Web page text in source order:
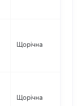
Щорічна
Щорічна